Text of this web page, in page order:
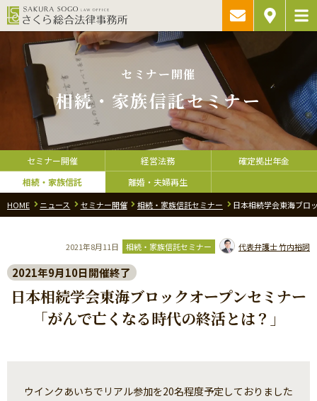
セミナー開催
相続・家族信託セミナー
セミナー開催 経営法務
確定拠出年金
相続・家族信託
離婚・夫婦再生
HOME ニュース セミナー開催 相続・家族信託セミナー 日本相続学会東海ブロ
2021年8月11日 相続・家族信託セミナー 代表弁護士竹内裕詞
2021年9月10日開催終了
日本相続学会東海ブロックオープンセミナー
「がんで亡くなる時代の終活とは？」
ウインクあいちでリアル参加を20名程度予定しておりました